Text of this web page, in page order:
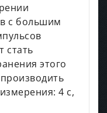
с большим
стать
этого
4 с,